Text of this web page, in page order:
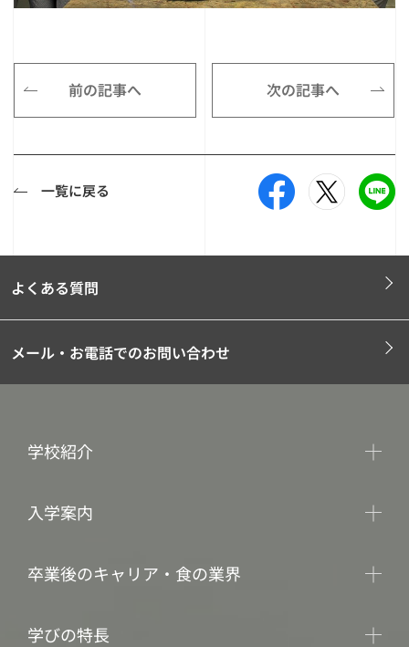
前の記事へ 次の記事へ
一覧に戻る
よくある質問
メール・お電話でのお問い合わせ
学校紹介
入学案内
卒業後のキャリア・食の業界
学びの特長